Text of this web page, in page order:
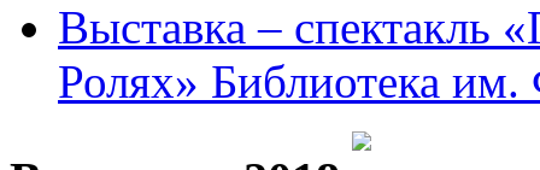
Выставка – спектакль
Ролях» Библиотека